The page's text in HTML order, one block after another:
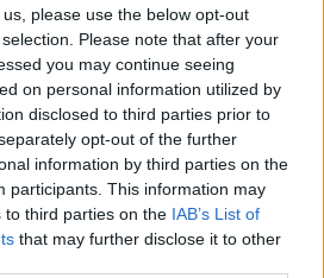
please use the below opt-out
Please note that after your
you may continue seeing
on personal information utilized by
disclosed to third parties prior to
opt-out of the further
information by third parties on the
participants. This information may
to third parties on the IAB’s List of
that may further disclose it to other